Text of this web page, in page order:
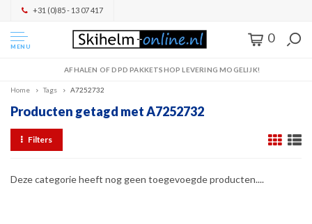
+31 (0)85 - 13 07 417
MENU
0
AFHALEN OF DPD PAKKETSHOP LEVERING MOGELIJK!
Home Tags A7252732
Producten getagd met A7252732
Filters
Deze categorie heeft nog geen toegevoegde producten....